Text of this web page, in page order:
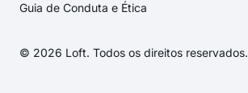
Guia de Conduta e Ética
© 2026 Loft. Todos os direitos reservados.